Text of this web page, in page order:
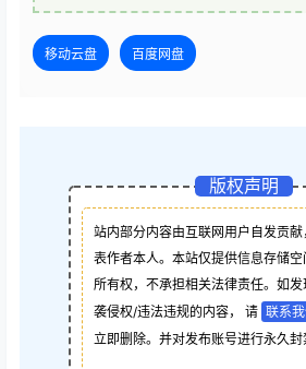
移动云盘 百度网盘
版权声明
站内部分内容由互联网用户自发贡
表作者本人。本站仅提供信息存储
所有权，不承担相关法律责任。如
袭侵权/违法违规的内容， 请 联系我
立即删除。并对发布账号进行永久封